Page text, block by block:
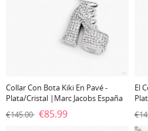
Collar Con Bota Kiki En Pavé -
Plata/cristal |Marc Jacobs España
€145.00 €85.99
El